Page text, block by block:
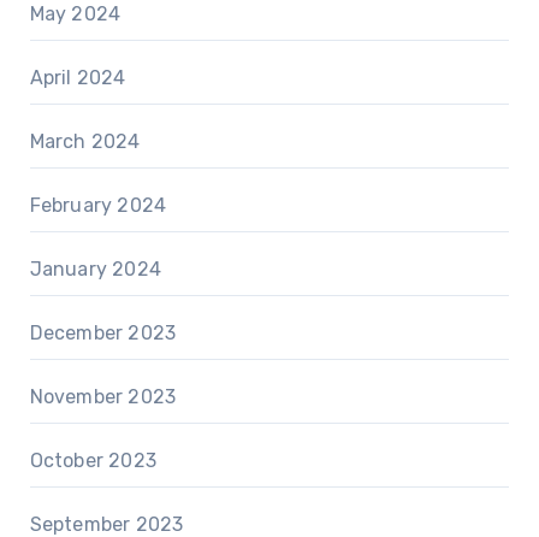
May 2024
April 2024
March 2024
February 2024
January 2024
December 2023
November 2023
October 2023
September 2023